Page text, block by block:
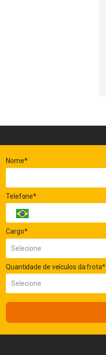
Nome*
Telefone*
Cargo*
Quantidade de veículos da frota*